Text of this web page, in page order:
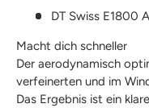
DT Swiss E1800
Macht dich schneller
Der aerodynamisch
verfeinerten und im
Das Ergebnis ist ein